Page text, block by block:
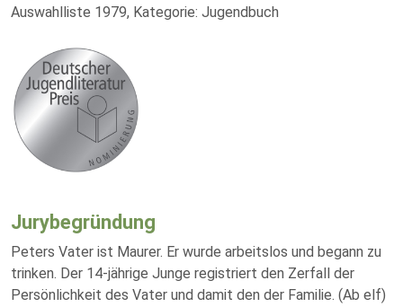
Auswahlliste 1979, Kategorie: Jugendbuch
Jurybegründung
Peters Vater ist Maurer. Er wurde arbeitslos und begann zu
trinken. Der 14-jährige Junge registriert den Zerfall der
Persönlichkeit des Vater und damit den der Familie. (Ab elf)